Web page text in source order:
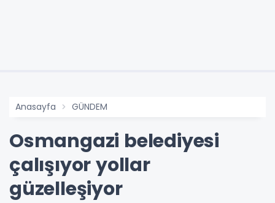
Anasayfa GÜNDEM
Osmangazi belediyesi
çalışıyor yollar
güzelleşiyor